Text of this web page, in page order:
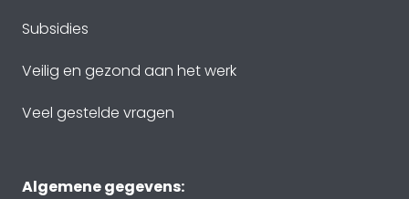
Subsidies
Veilig en gezond aan het werk
Veel gestelde vragen
Algemene gegevens: